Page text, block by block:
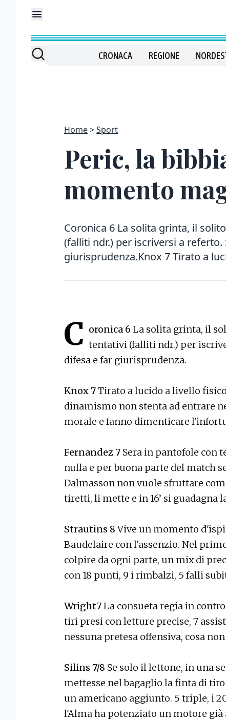
CRONACA REGIONE
Home Sport
Peric, la
momento
Coronica 6 La solita grinta, il
(falliti ndr.) per iscriversi a
giurisprudenza.Knox 7 Tirato a
C oronica 6 La solita grinta, il
tentativi (falliti ndr.) per
difesa e far giurisprudenza.
Knox 7Tirato a lucido a livello
dinamismo non stenta ad entrare
morale e fanno dimenticare
Fernandez 7 Sera in pantofole con
nulla e per buona parte del match
Dalmasson non vuole sfruttare
tiretti, li mette e in 16’ si guadagna
Strautins 8Vive un momento
Baudelaire con l'assenzio. Nel
colpire da ogni parte, un mix di
con 18 punti, 9 i rimbalzi, 5 falli
Wright7La consueta regia in
tiri presi con letture precise, 7
nessuna pretesa offensiva, cosa
Silins 7/8 Se solo il lettone, in una
mettesse nel bagaglio la finta di
un americano aggiunto. 5 triple, i
l'Alma ha potenziato un motore già